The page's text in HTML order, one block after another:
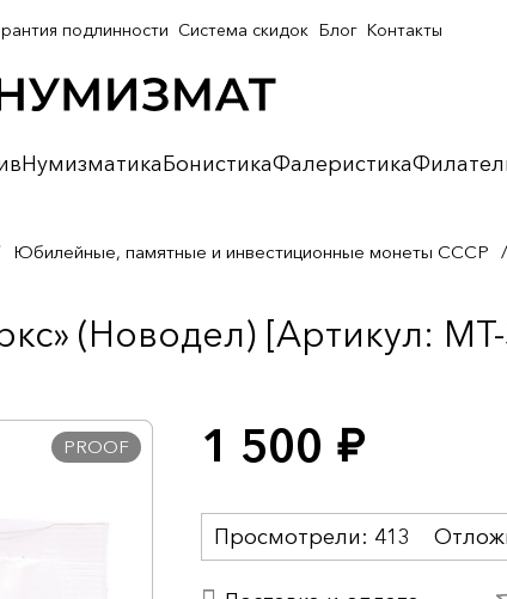
НумизматикаБонистикаФалеристика
подлинности Система скидок Блог Контакты
Юбилейные, памятные и инвестиционные монеты СССР /
(Новодел) [Артикул:
PROOF 1 500 руб.
Просмотрели: 413